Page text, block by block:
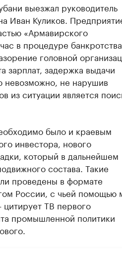
выезжал руководитель
Иван Куликов.
«Армавирского
в процедуре банкротства.
головной
зарплат, задержка выдачи
невозможно, не нарушив
из ситуации является
было и краевым
инвестора, нового
который в дальнейшем
состава. Такие
проведены в формате
России, с чьей помощью
ТВ первого
промышленной политики